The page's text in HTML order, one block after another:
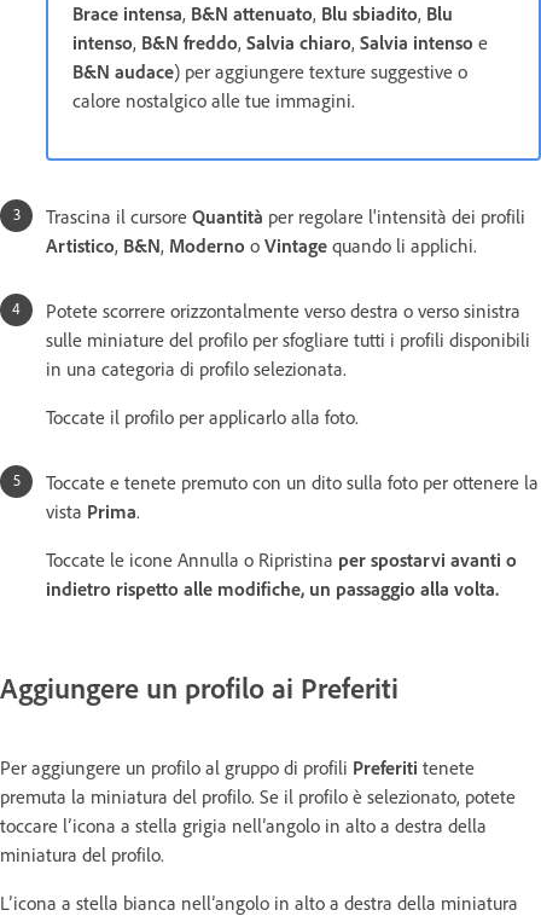
Brace intensa, B&N attenuato, Blu sbiadito, Blu
intenso, B&N freddo, Salvia chiaro, Salvia intenso e
B&N audace) per aggiungere texture suggestive o
calore nostalgico alle tue immagini.
Trascina il cursore Quantità per regolare l'intensità dei profili
Artistico, B&N, Moderno o Vintage quando li applichi.
Potete scorrere orizzontalmente verso destra o verso sinistra
sulle miniature del profilo per sfogliare tutti i profili disponibili
in una categoria di profilo selezionata.
Toccate il profilo per applicarlo alla foto.
Toccate e tenete premuto con un dito sulla foto per ottenere la
vista Prima.
Toccate le icone Annulla o Ripristina per spostarvi avanti o
indietro rispetto alle modifiche, un passaggio alla volta.
Aggiungere un profilo ai Preferiti
Per aggiungere un profilo al gruppo di profili Preferiti tenete
premuta la miniatura del profilo. Se il profilo è selezionato, potete
toccare l’icona a stella grigia nell’angolo in alto a destra della
miniatura del profilo.
L’icona a stella bianca nell’angolo in alto a destra della miniatura